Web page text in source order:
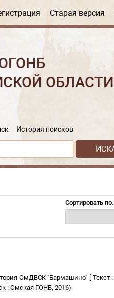
Старая версия
ОБЛАСТИ
История поисков
Сортировать по:
ОмДВСК "Бармашино"
Текст :
: Омская ГОНБ, 2016).